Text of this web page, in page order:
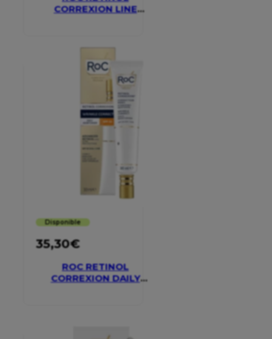
CORREXION LINE
Disponible
35,30€
ROC RETINOL
CORREXION DAILY